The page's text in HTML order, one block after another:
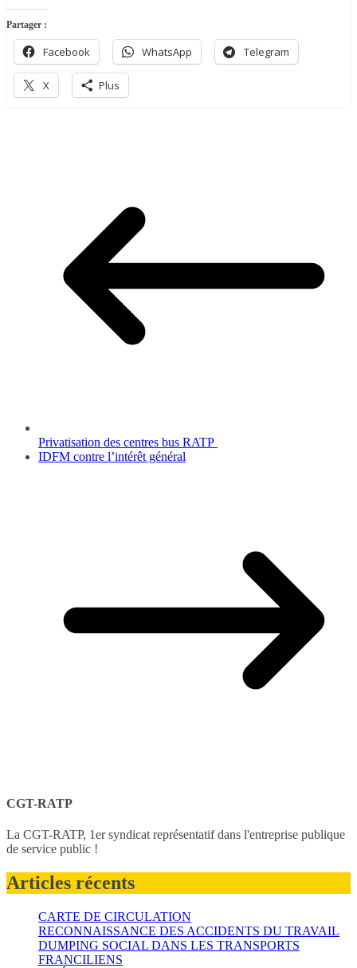
Partager :
Facebook WhatsApp Telegram
X Plus
Privatisation des centres bus RATP
IDFM contre l’intérêt général
CGT-RATP
La CGT-RATP, 1er syndicat représentatif dans l'entreprise publique
de service public !
Articles récents
CARTE DE CIRCULATION
RECONNAISSANCE DES ACCIDENTS DU TRAVAIL
DUMPING SOCIAL DANS LES TRANSPORTS
FRANCILIENS